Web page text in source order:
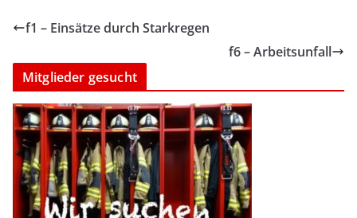
f1 – Einsätze durch Starkregen
f6 – Arbeitsunfall
Mitglieder gesucht